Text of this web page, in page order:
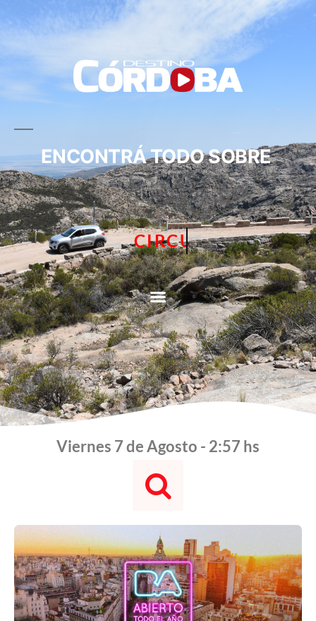
ENCONTRÁ TODO SOBRE
CIRCUITOS
Viernes 7 de Agosto - 2:57 hs